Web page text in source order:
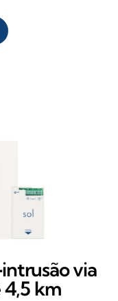
via
4,5 km